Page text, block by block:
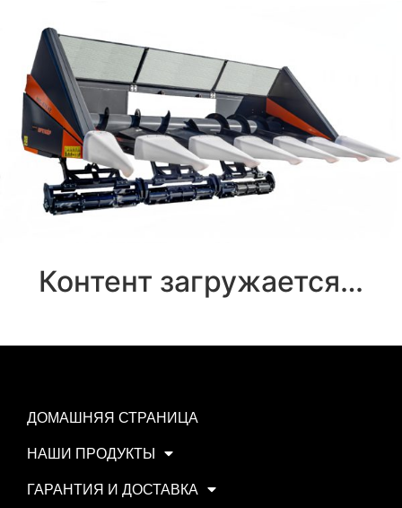
Контент загружается…
ДОМАШНЯЯ СТРАНИЦА
НАШИ ПРОДУКТЫ
ГАРАНТИЯ И ДОСТАВКА